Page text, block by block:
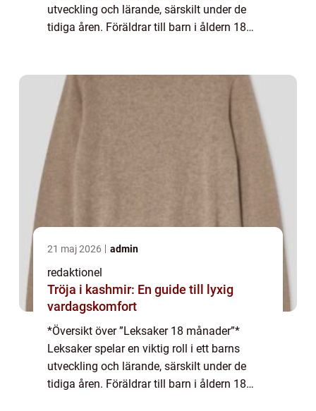
utveckling och lärande, särskilt under de
tidiga åren. Föräldrar till barn i åldern 18
21 maj 2026 admin
redaktionel
Tröja i kashmir: En guide till lyxig
vardagskomfort
*Översikt över ”Leksaker 18 månader”*
Leksaker spelar en viktig roll i ett barns
utveckling och lärande, särskilt under de
tidiga åren. Föräldrar till barn i åldern 18